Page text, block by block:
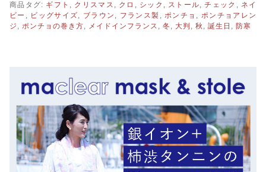
ジ
チ
ェ
個
商品タグ: ギフト , クリスマス , クロ , シック , ストール,チェック , ネイ
ビー , ビッグサイズ, ブラウン , フランス製 , ポンチョ , ポンチョアレン
ジ , ポンチョの巻き方, メイドインフランス , 冬, 大判 , 秋 , 誕生日 , 防寒